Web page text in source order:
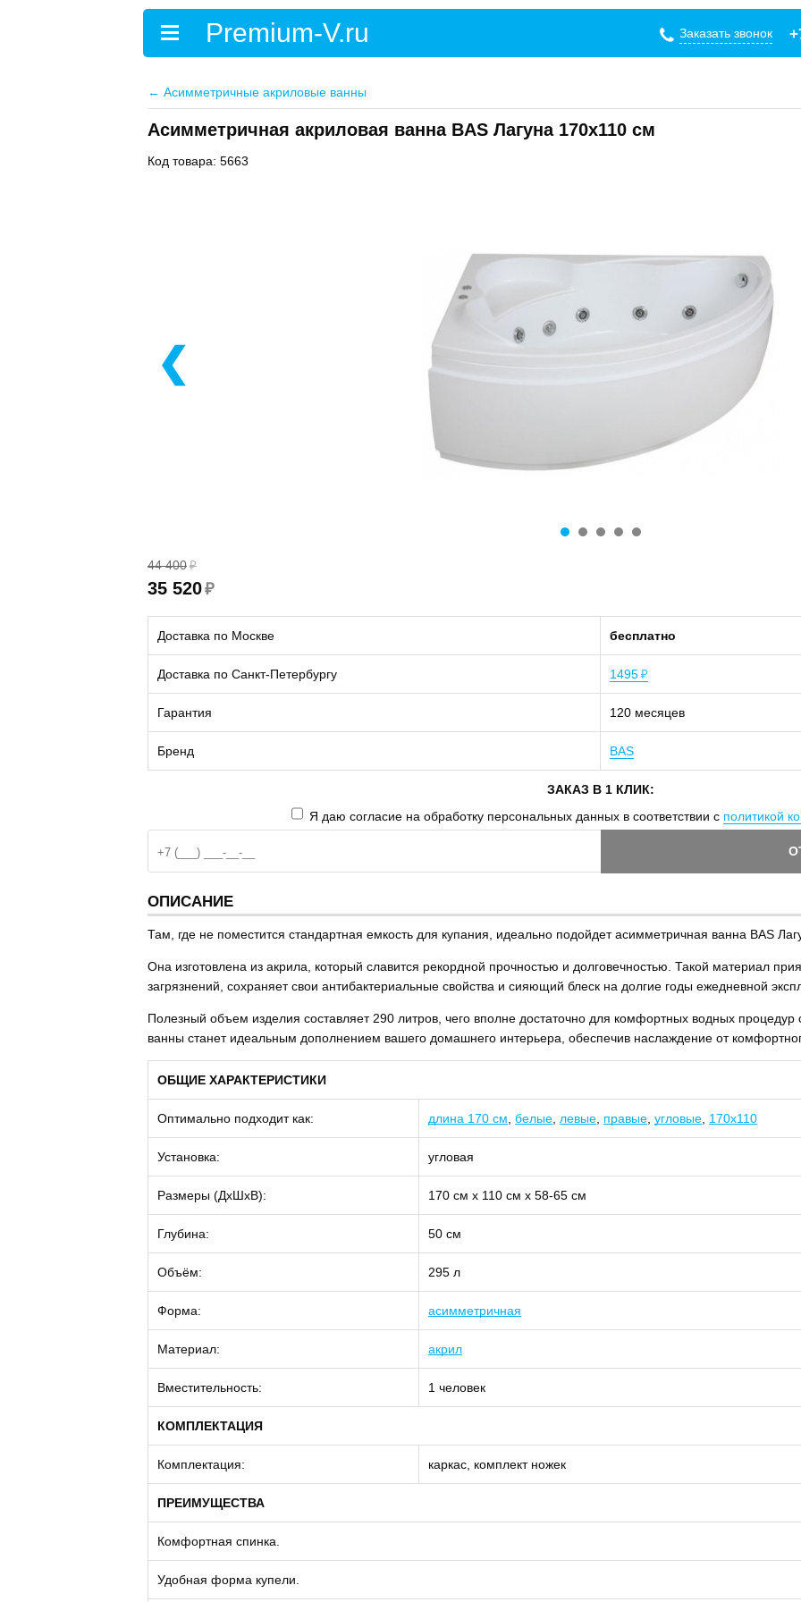
Заказать звонок
← Асимметричные акриловые ванны
Асимметричная акриловая ванна BAS Лагуна 170х110 см
Код товара: 5663
❮
44 400 ₽
35 520₽
Доставка по Москве бесплатно
Доставка по Санкт-Петербургу 1495 ₽
Гарантия 120 месяцев
Бренд BAS
ЗАКАЗ В 1 КЛИК:
Я даю согласие на обработку персональных данных в соответствии с политикой
ОПИСАНИЕ
Там, где не поместится стандартная емкость для купания, идеально подойдет асимметричная ванна BAS
Она изготовлена из акрила, который славится рекордной прочностью и долговечностью. Такой материал
загрязнений, сохраняет свои антибактериальные свойства и сияющий блеск на долгие годы ежедневной
Полезный объем изделия составляет 290 литров, чего вполне достаточно для комфортных водных процедур
ванны станет идеальным дополнением вашего домашнего интерьера, обеспечив наслаждение от
ОБЩИЕ ХАРАКТЕРИСТИКИ
Оптимально подходит как: длина 170 см белые левые правые угловые 170х110
Установка: угловая
Размеры (ДхШхВ): 170 см х 110 см х 58-65 см
Глубина: 50 см
Объём: 295 л
Форма: асимметричная
Материал: акрил
Вместительность: 1 человек
КОМПЛЕКТАЦИЯ
Комплектация: каркас, комплект ножек
ПРЕИМУЩЕСТВА
Комфортная спинка.
Удобная форма купели.